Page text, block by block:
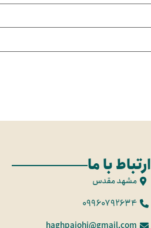
ارتباط با ما
مشهد مقدس
09960792634
haghpajohi@gmail.com